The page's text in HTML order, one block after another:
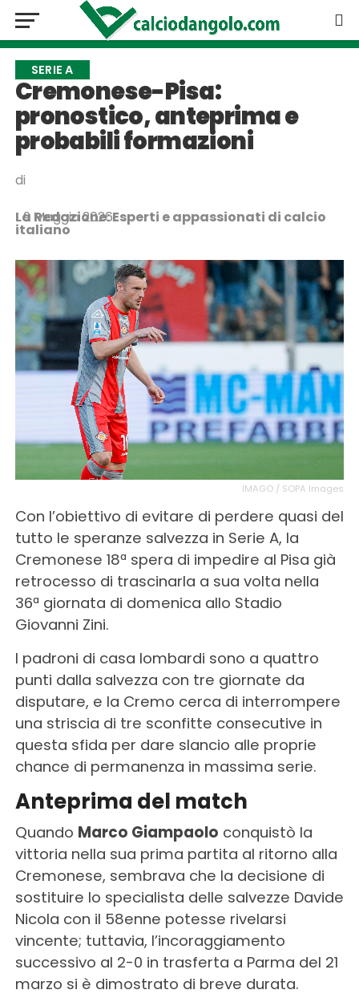
SERIE A
Cremonese-Pisa:
pronostico, anteprima e
probabili formazioni
di
La Redazione: Esperti e appassionati di calcio
italiano
9 Maggio 2026
IMAGO / SOPA Images
Con l’obiettivo di evitare di perdere quasi del
tutto le speranze salvezza in Serie A, la
Cremonese 18ª spera di impedire al Pisa già
retrocesso di trascinarla a sua volta nella
36ª giornata di domenica allo Stadio
Giovanni Zini.
I padroni di casa lombardi sono a quattro
punti dalla salvezza con tre giornate da
disputare, e la Cremo cerca di interrompere
una striscia di tre sconfitte consecutive in
questa sfida per dare slancio alle proprie
chance di permanenza in massima serie.
Anteprima del match
Quando Marco Giampaolo conquistò la
vittoria nella sua prima partita al ritorno alla
Cremonese, sembrava che la decisione di
sostituire lo specialista delle salvezze Davide
Nicola con il 58enne potesse rivelarsi
vincente; tuttavia, l’incoraggiamento
successivo al 2-0 in trasferta a Parma del 21
marzo si è dimostrato di breve durata.